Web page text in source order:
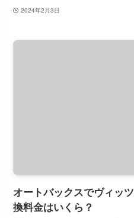
2024年2月3日
オートバックスでヴィッ
換料金はいくら？